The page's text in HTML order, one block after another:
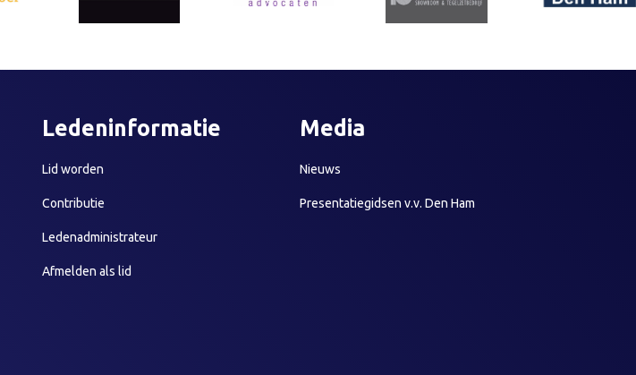
Ledeninformatie
Lid worden
Contributie
Ledenadministrateur
Afmelden als lid
Media
Nieuws
Presentatiegidsen v.v. Den Ham